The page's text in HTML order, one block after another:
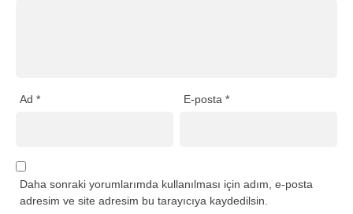
Ad * E-posta*
Daha sonraki yorumlarımda kullanılması için adım, e-posta
adresim ve site adresim bu tarayıcıya kaydedilsin.